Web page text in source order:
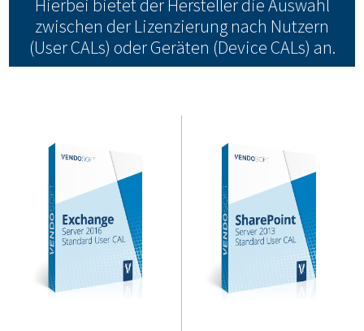
Hierbei bietet der Hersteller die Auswahl
zwischen der Lizenzierung nach Nutzern
(User CALs) oder Geräten (Device CALs) an.